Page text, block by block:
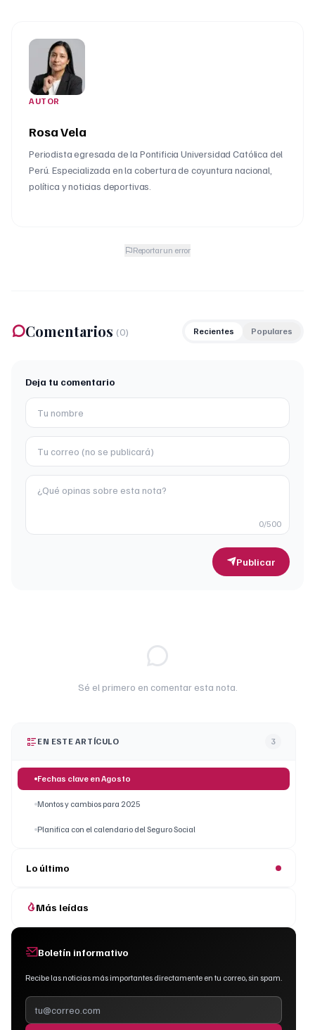
AUTOR
Rosa Vela
Periodista egresada de la Pontificia Universidad Católica del
Perú. Especializada en la cobertura de coyuntura nacional,
política y noticias deportivas.
Reportar un error
Comentarios (0) Recientes Populares
Deja tu comentario
0/500
Publicar
Sé el primero en comentar esta nota.
EN ESTE ARTÍCULO 3
Fechas clave en Agosto
Montos y cambios para 2025
Planifica con el calendario del Seguro Social
Lo último
Más leídas
Boletín informativo
Recibe las noticias más importantes directamente en tu correo, sin spam.